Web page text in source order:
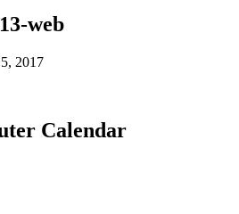
web
2017
Calendar